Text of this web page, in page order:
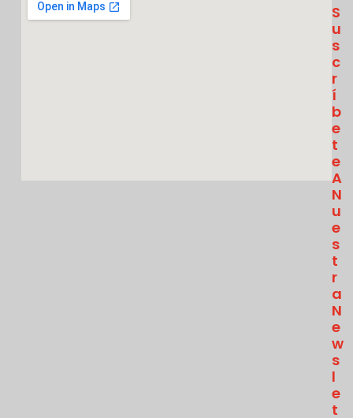
S
U
S
C
R
Í
B
E
T
E
A
N
U
E
S
T
R
A
N
E
W
S
L
E
T